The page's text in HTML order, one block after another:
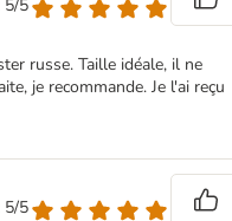
5/5
russe. Taille idéale, il ne
je recommande. Je l'ai reçu
5/5